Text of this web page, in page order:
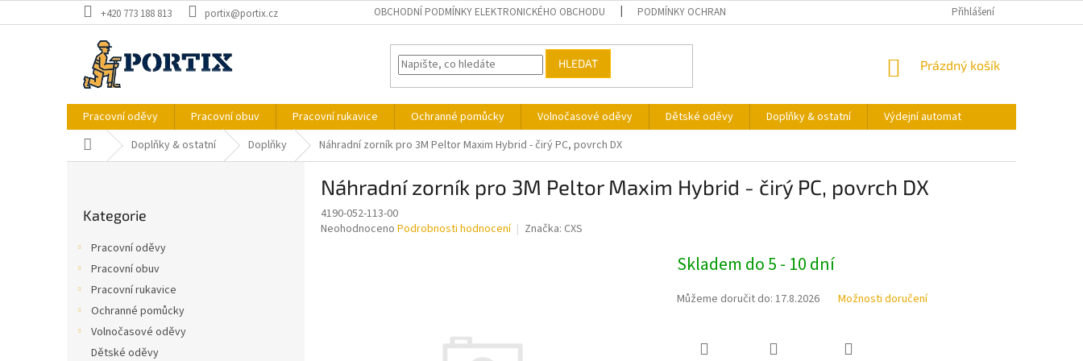
na
+420 773 188 813 portix@portix.cz OBCHODNÍ PODMÍNKY ELEKTRONICKÉHO OBCHODU PODMÍNKY OCHRANY OSOBNÍCH ÚDAJŮ VÝDEJNÍ AUTOMAT
Přihlášení
HLEDAT
NÁKUPNÍ
Prázdný košík
Pracovní oděvy Pracovní obuv Pracovní rukavice Ochranné pomůcky Volnočasové oděvy Dětské oděvy Doplňky & ostatní
Výdejní automat
Domů Doplňky & ostatní Doplňky Náhradní zorník pro 3M Peltor Maxim Hybrid - čirý PC, povrch DX
kategorie
Kategorie
Pracovní oděvy
Pracovní obuv
Pracovní rukavice
Ochranné pomůcky
Volnočasové oděvy
Dětské oděvy
Náhradní zorník pro 3M Peltor Maxim Hybrid - čirý PC, povrch DX
4190-052-113-00
Průměrné
Neohodnoceno Podrobnosti hodnocení Značka: CXS
Skladem do 5 - 10 dní
Můžeme doručit do: 17.8.2026 Možnosti doručení